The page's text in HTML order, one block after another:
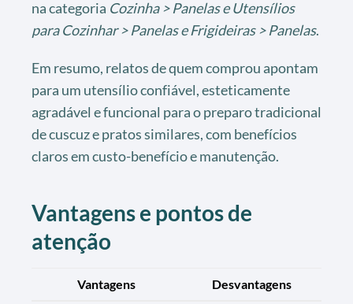
na categoria Cozinha > Panelas e Utensílios
para Cozinhar > Panelas e Frigideiras > Panelas.
Em resumo, relatos de quem comprou apontam
para um utensílio confiável, esteticamente
agradável e funcional para o preparo tradicional
de cuscuz e pratos similares, com benefícios
claros em custo-benefício e manutenção.
Vantagens e pontos de
atenção
Vantagens Desvantagens